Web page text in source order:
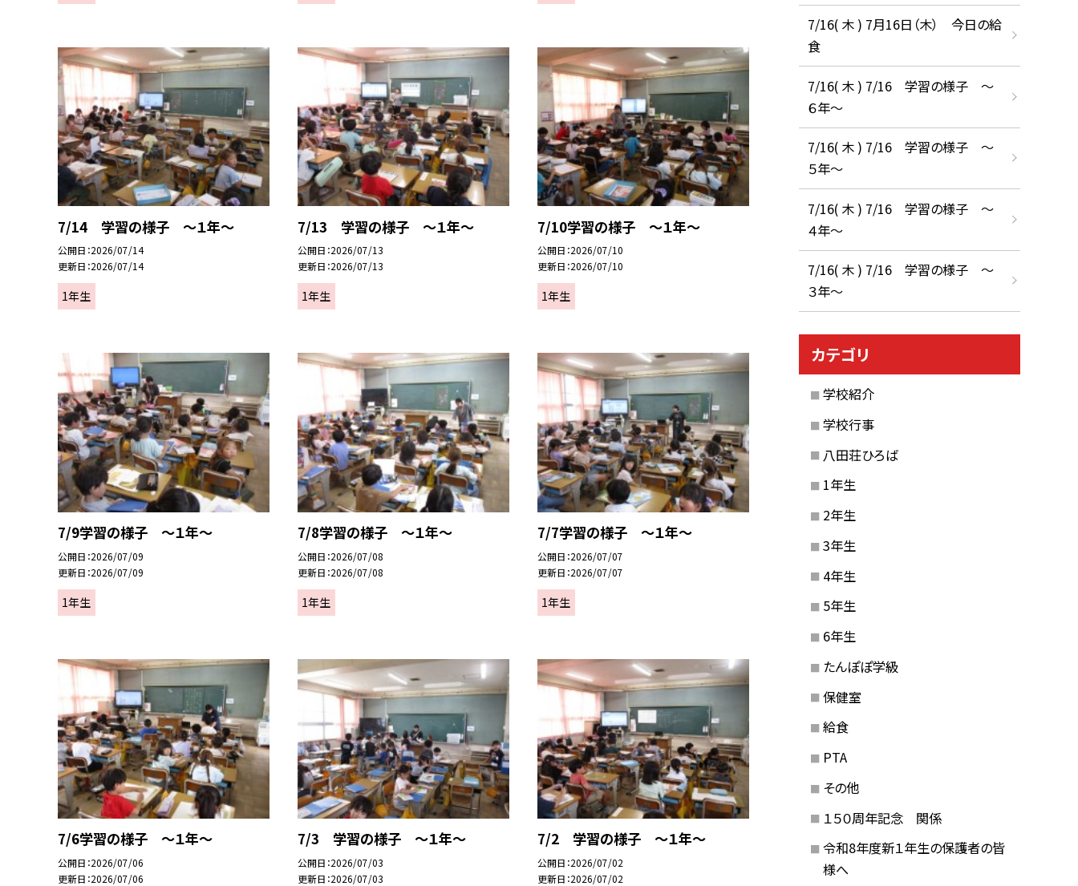
7/14 学習の様子 ～１年～
公開日 2026/07/14
更新日 2026/07/14
1年生
7/13 学習の様子 ～１年～
公開日 2026/07/13
更新日 2026/07/13
1年生
7/10学習の様子 ～１年～
公開日 2026/07/10
更新日 2026/07/10
1年生
7/9学習の様子 ～１年～
公開日 2026/07/09
更新日 2026/07/09
1年生
7/8学習の様子 ～１年～
公開日 2026/07/08
更新日 2026/07/08
1年生
7/7学習の様子 ～１年～
公開日 2026/07/07
更新日 2026/07/07
1年生
7/6学習の様子 ～１年～
公開日 2026/07/06
更新日 2026/07/06
7/3 学習の様子 ～１年～
公開日 2026/07/03
更新日 2026/07/03
7/2 学習の様子 ～１年～
公開日 2026/07/02
更新日 2026/07/02
7/16( 木 ) 7月16日（木） 今日の給
食
7/16( 木 ) 7/16 学習の様子 ～
６年～
7/16( 木 ) 7/16 学習の様子 ～
５年～
7/16( 木 ) 7/16 学習の様子 ～
４年～
7/16( 木 ) 7/16 学習の様子 ～
３年～
カテゴリ
学校紹介
学校行事
八田荘ひろば
1年生
2年生
3年生
4年生
5年生
6年生
たんぽぽ学級
保健室
給食
PTA
その他
１５０周年記念 関係
令和8年度新１年生の保護者の皆
様へ